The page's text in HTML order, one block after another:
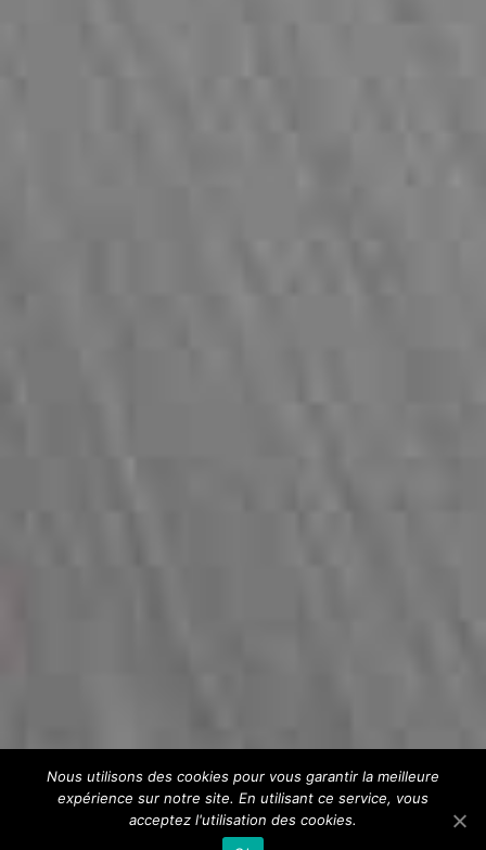
Nous utilisons des cookies pour vous garantir la meilleure
expérience sur notre site. En utilisant ce service, vous
acceptez l'utilisation des cookies.